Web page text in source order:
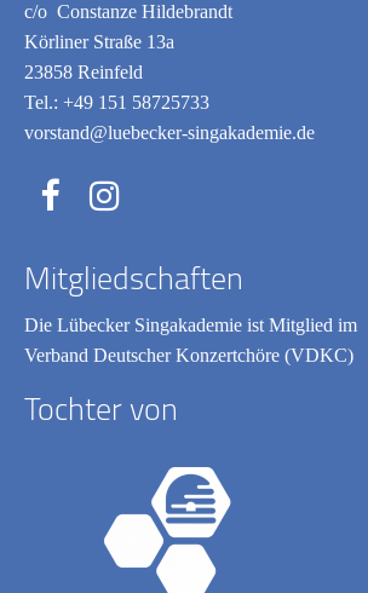
c/o Constanze Hildebrandt
Körliner Straße 13a
23858 Reinfeld
Tel.:+49 151 58725733
vorstand@luebecker-singakademie.de
Mitgliedschaften
Die Lübecker Singakademie ist Mitglied im
Verband Deutscher Konzertchöre (VDKC)
Tochter von